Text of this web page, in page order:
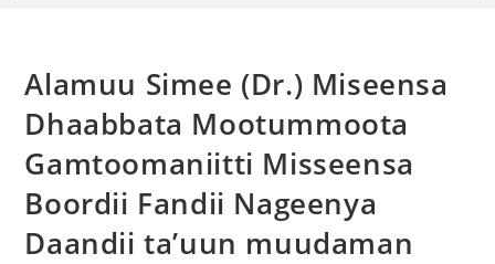
Alamuu Simee (Dr.) Miseensa
Dhaabbata Mootummoota
Gamtoomaniitti Misseensa
Boordii Fandii Nageenya
Daandii ta’uun muudaman